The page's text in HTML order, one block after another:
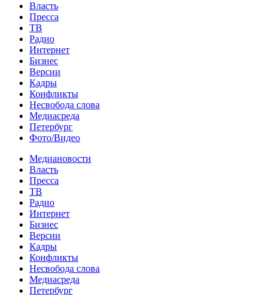
Власть
Пресса
ТВ
Радио
Интернет
Бизнес
Версии
Кадры
Конфликты
Несвобода слова
Медиасреда
Петербург
Фото/Видео
Медиановости
Власть
Пресса
ТВ
Радио
Интернет
Бизнес
Версии
Кадры
Конфликты
Несвобода слова
Медиасреда
Петербург